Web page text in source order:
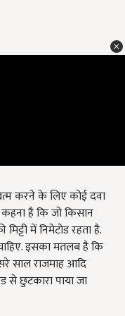
करने के लिए कोई दवा
है कि जो किसान
में निमेटोड रहता है.
इसका मतलब है कि
साल राजमाह आदि
से छुटकारा पाया जा